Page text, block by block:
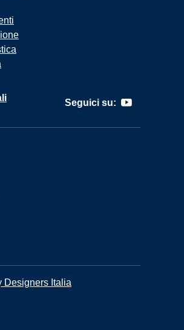
Seguici su:
Designers Italia